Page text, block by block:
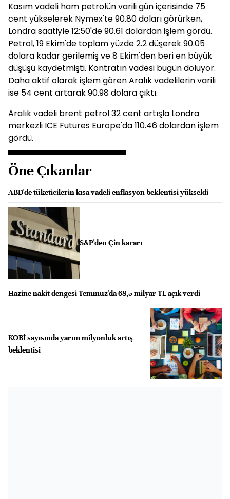
Kasım vadeli ham petrolün varili gün içerisinde 75
cent yükselerek Nymex'te 90.80 doları görürken,
Londra saatiyle 12:50'de 90.61 dolardan işlem gördü.
Petrol, 19 Ekim'de toplam yüzde 2.2 düşerek 90.05
dolara kadar gerilemiş ve 8 Ekim'den beri en büyük
düşüşü kaydetmişti. Kontratın vadesi bugün doluyor.
Daha aktif olarak işlem gören Aralık vadelilerin varili
ise 54 cent artarak 90.98 dolara çıktı.
Aralık vadeli brent petrol 32 cent artışla Londra
merkezli ICE Futures Europe'da 110.46 dolardan işlem
gördü.
Öne Çıkanlar
ABD'de tüketicilerin kısa vadeli enflasyon beklentisi yükseldi
S&P'den Çin kararı
Hazine nakit dengesi Temmuz'da 68,5 milyar TL açık verdi
KOBİ sayısında yarım milyonluk artış
beklentisi